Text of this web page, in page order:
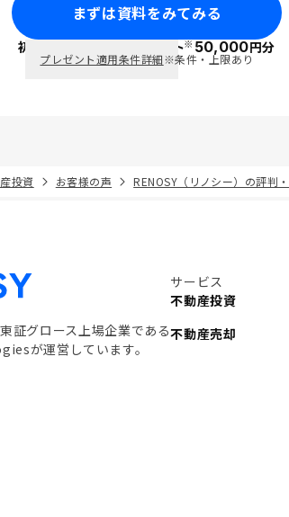
まずは資料をみてみる
初回面談で ポイント※50,000円分
プレゼント適用条件詳細※条件・上限あり
投資 お客様の声 RENOSY（リノシー）の評判
証グロース上場企業である
が運営しています。
サービス
不動産投資
不動産売却